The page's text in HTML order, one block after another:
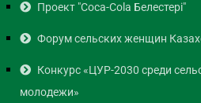
Проект "Coca-Cola Белестері"
Форум сельских женщин
Конкурс «ЦУР-2030 среди
молодежи»